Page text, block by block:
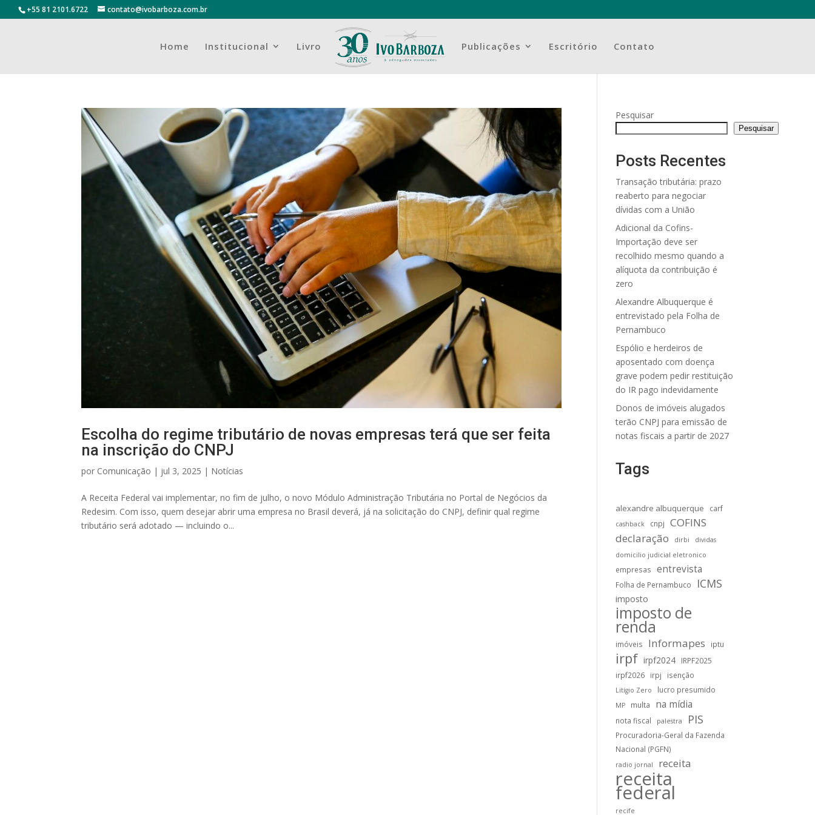
+55 81 2101.6722 contato@ivobarboza.com.br
Home Institucional Livro Publicações Escritório Contato
Escolha do regime tributário de novas empresas terá que ser feita
na inscrição do CNPJ
por Comunicação | jul 3, 2025 | Notícias
A Receita Federal vai implementar, no fim de julho, o novo Módulo Administração Tributária no Portal de Negócios da
Redesim. Com isso, quem desejar abrir uma empresa no Brasil deverá, já na solicitação do CNPJ, definir qual regime
tributário será adotado — incluindo o...
Pesquisar
Pesquisar
Posts Recentes
Transação tributária: prazo
reaberto para negociar
dívidas com a União
Adicional da Cofins-
Importação deve ser
recolhido mesmo quando a
alíquota da contribuição é
zero
Alexandre Albuquerque é
entrevistado pela Folha de
Pernambuco
Espólio e herdeiros de
aposentado com doença
grave podem pedir restituição
do IR pago indevidamente
Donos de imóveis alugados
terão CNPJ para emissão de
notas fiscais a partir de 2027
Tags
alexandre albuquerque carf
cashback cnpj
COFINS
declaração
dirbi
dividas
domicilio judicial eletronico
empresas entrevista
Folha de Pernambuco ICMS
imposto
imposto de
renda
imóveis Informapes iptu
irpf irpf2024
IRPF2025
irpf2026
irpj isenção
Litígio Zero lucro presumido
MP multa na mídia
nota fiscal palestra PIS
Procuradoria-Geral da Fazenda
Nacional (PGFN)
radio jornal receita
receita
federal
recife